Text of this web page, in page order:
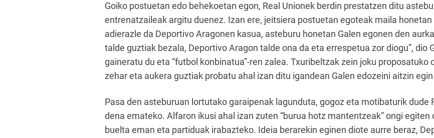
Goiko postuetan edo behekoetan egon, Real Unionek berdin prestatzen ditu
entrenatzaileak argitu duenez. Izan ere, jeitsiera postuetan egoteak maila
adierazle da Deportivo Aragonen kasua, asteburu honetan Galen egonen den
talde guztiak bezala, Deportivo Aragon talde ona da eta errespetua zor diogu”, dio
gaineratu du eta “futbol konbinatua”-ren zalea. Txuribeltzak zein joku
zehar eta aukera guztiak probatu ahal izan ditu igandean Galen edozeini aitzin
Pasa den asteburuan lortutako garaipenak lagunduta, gogoz eta motibaturik dude
dena emateko. Alfaron ikusi ahal izan zuten “burua hotz mantentzeak” ongi
buelta eman eta partiduak irabazteko. Ideia berarekin eginen diote aurre beraz,